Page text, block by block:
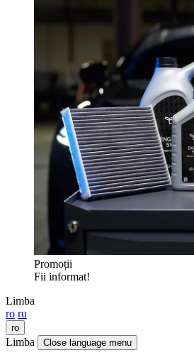
Promoții
Fii informat!
Limba
ro ru
ro
Limba Close language menu